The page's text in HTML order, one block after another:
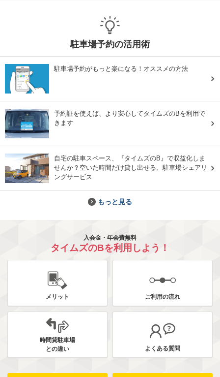
駐車場予約の活用術
駐車場予約がもっと楽になる！オススメの方法
予約証を使えば、より安心してタイムズのBを利用で
きます
自宅の駐車スペース、『タイムズのB』で収益化しま
せんか？空いた時間だけ貸し出せる、駐車場シェアリ
ングサービス
もっと見る
入会金・年会費無料
タイムズのBを利用しよう！
メリット ご利用の流れ
時間貸駐車場
との違い
よくある質問